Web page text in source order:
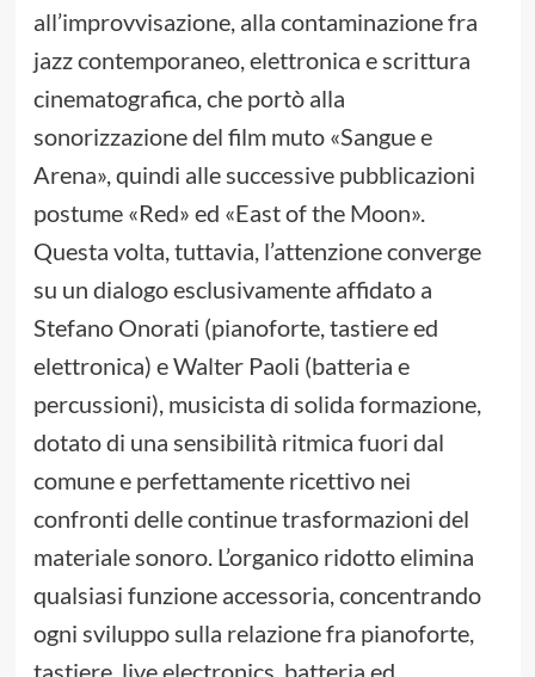
all’improvvisazione, alla contaminazione fra
jazz contemporaneo, elettronica e scrittura
cinematografica, che portò alla
sonorizzazione del film muto «Sangue e
Arena», quindi alle successive pubblicazioni
postume «Red» ed «East of the Moon».
Questa volta, tuttavia, l’attenzione converge
su un dialogo esclusivamente affidato a
Stefano Onorati (pianoforte, tastiere ed
elettronica) e Walter Paoli (batteria e
percussioni), musicista di solida formazione,
dotato di una sensibilità ritmica fuori dal
comune e perfettamente ricettivo nei
confronti delle continue trasformazioni del
materiale sonoro. L’organico ridotto elimina
qualsiasi funzione accessoria, concentrando
ogni sviluppo sulla relazione fra pianoforte,